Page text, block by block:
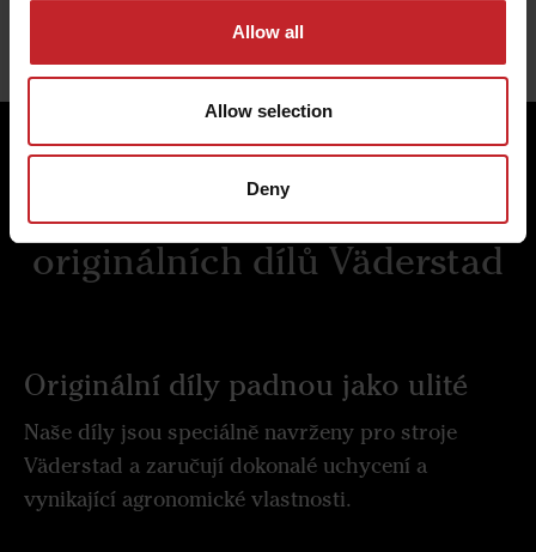
Allow all
Allow selection
Deny
Čtyři důvody pro volbu
originálních dílů Väderstad
Originální díly padnou jako ulité
Naše díly jsou speciálně navrženy pro stroje
Väderstad a zaručují dokonalé uchycení a
vynikající agronomické vlastnosti.